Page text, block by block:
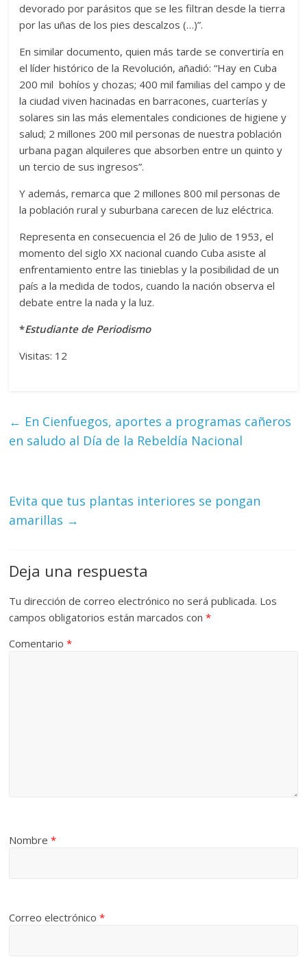
devorado por parásitos que se les filtran desde la tierra
por las uñas de los pies descalzos (…)”.
En similar documento, quien más tarde se convertiría en
el líder histórico de la Revolución, añadió: “Hay en Cuba
200 mil bohíos y chozas; 400 mil familias del campo y de
la ciudad viven hacinadas en barracones, cuarterías y
solares sin las más elementales condiciones de higiene y
salud; 2 millones 200 mil personas de nuestra población
urbana pagan alquileres que absorben entre un quinto y
un tercio de sus ingresos”.
Y además, remarca que 2 millones 800 mil personas de
la población rural y suburbana carecen de luz eléctrica.
Representa en consecuencia el 26 de Julio de 1953, el
momento del siglo XX nacional cuando Cuba asiste al
enfrentamiento entre las tinieblas y la posibilidad de un
país a la medida de todos, cuando la nación observa el
debate entre la nada y la luz.
*Estudiante de Periodismo
Visitas: 12
← En Cienfuegos, aportes a programas cañeros
en saludo al Día de la Rebeldía Nacional
Evita que tus plantas interiores se pongan
amarillas →
Deja una respuesta
Tu dirección de correo electrónico no será publicada. Los
campos obligatorios están marcados con*
Comentario*
Nombre*
Correo electrónico*